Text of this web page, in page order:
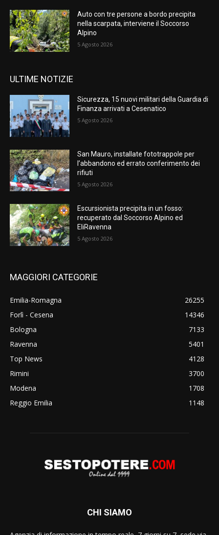
Auto con tre persone a bordo precipita
nella scarpata, interviene il Soccorso
Alpino
5 Agosto 2026
ULTIME NOTIZIE
Sicurezza, 15 nuovi militari della Guardia di
Finanza arrivati a Cesenatico
5 Agosto 2026
San Mauro, installate fototrappole per
l’abbandono ed errato conferimento dei
rifiuti
5 Agosto 2026
Escursionista precipita in un fosso:
recuperato dal Soccorso Alpino ed
EliRavenna
5 Agosto 2026
MAGGIORI CATEGORIE
Emilia-Romagna
26255
Forlì - Cesena
14346
Bologna
7133
Ravenna
5401
Top News
4128
Rimini
3700
Modena
1708
Reggio Emilia
1148
CHI SIAMO